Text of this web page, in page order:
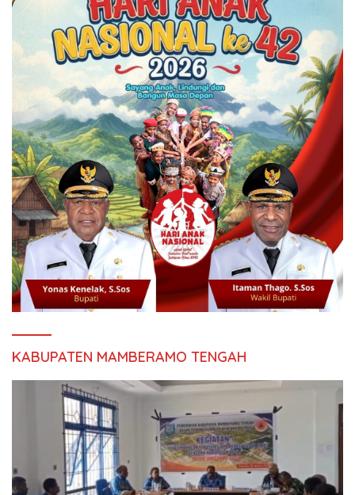
KABUPATEN MAMBERAMO TENGAH